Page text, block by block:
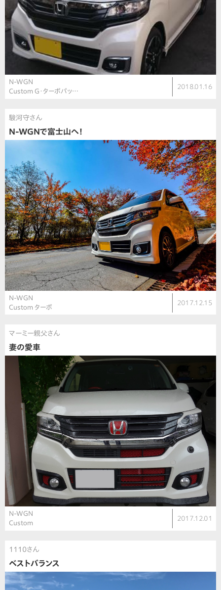
N-WGN
Custom G・ターボパッ…
2018.01.16
駿河守さん
N-WGNで富士山へ！
N-WGN
Custom ターボ
2017.12.15
マーミー親父さん
妻の愛車
N-WGN
Custom
2017.12.01
1110さん
ベストバランス